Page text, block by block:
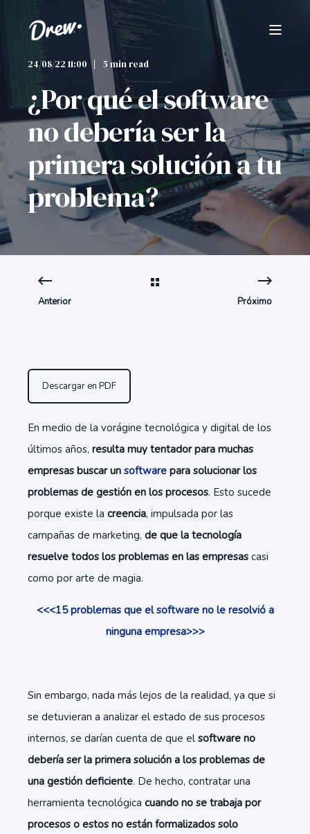
24/08/22 11:00 5 min read
¿Por qué el software
no debería ser la
primera solución a tu
problema?
Anterior Próximo
Descargar en PDF
En medio de la vorágine tecnológica y digital de los
últimos años, resulta muy tentador para muchas
empresas buscar un software para solucionar los
problemas de gestión en los procesos. Esto sucede
porque existe la creencia, impulsada por las
campañas de marketing, de que la tecnología
resuelve todos los problemas en las empresas casi
como por arte de magia.
<<<15 problemas que el software no le resolvió a
ninguna empresa>>>
Sin embargo, nada más lejos de la realidad, ya que si
se detuvieran a analizar el estado de sus procesos
internos, se darían cuenta de que el software no
debería ser la primera solución a los problemas de
una gestión deficiente. De hecho, contratar una
herramienta tecnológica cuando no se trabaja por
procesos o estos no están formalizados solo